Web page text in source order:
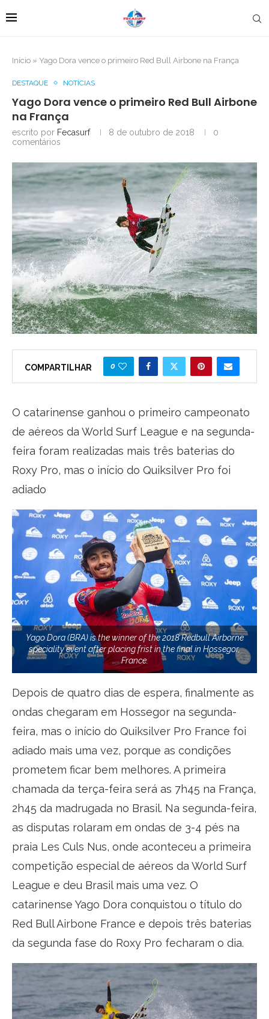
Início » Yago Dora vence o primeiro Red Bull Airbone na França
DESTAQUE NOTÍCIAS
Yago Dora vence o primeiro Red Bull Airbone
na França
escrito por Fecasurf 8 de outubro de 2018
0
comentários
COMPARTILHAR 0
O catarinense ganhou o primeiro campeonato
de aéreos da World Surf League e na segunda-
feira foram realizadas mais três baterias do
Roxy Pro, mas o início do Quiksilver Pro foi
adiado
Yago Dora (BRA) is the winner of the 2018 Redbull Airborne
speciality event after placing frist in the final in Hossegor,
France.
Depois de quatro dias de espera, finalmente as
ondas chegaram em Hossegor na segunda-
feira, mas o início do Quiksilver Pro France foi
adiado mais uma vez, porque as condições
prometem ficar bem melhores. A primeira
chamada da terça-feira será as 7h45 na França,
2h45 da madrugada no Brasil. Na segunda-feira,
as disputas rolaram em ondas de 3-4 pés na
praia Les Culs Nus, onde aconteceu a primeira
competição especial de aéreos da World Surf
League e deu Brasil mais uma vez. O
catarinense Yago Dora conquistou o título do
Red Bull Airbone France e depois três baterias
da segunda fase do Roxy Pro fecharam o dia.